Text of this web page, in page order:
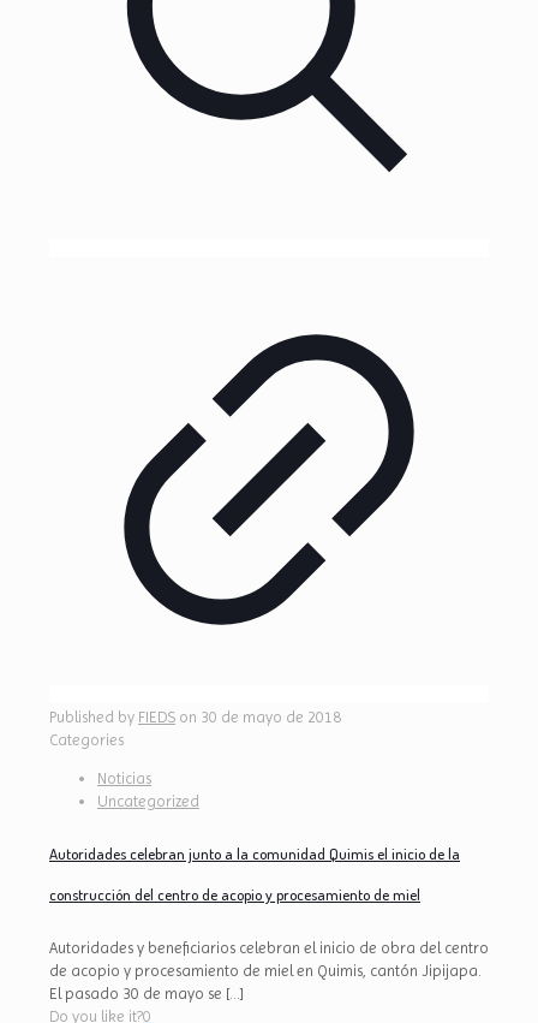
Published by FIEDS on 30 de mayo de 2018
Categories
Noticias
Uncategorized
Autoridades celebran junto a la comunidad Quimis el inicio de la
construcción del centro de acopio y procesamiento de miel
Autoridades y beneficiarios celebran el inicio de obra del centro
de acopio y procesamiento de miel en Quimis, cantón Jipijapa.
El pasado 30 de mayo se […]
Do you like it?0